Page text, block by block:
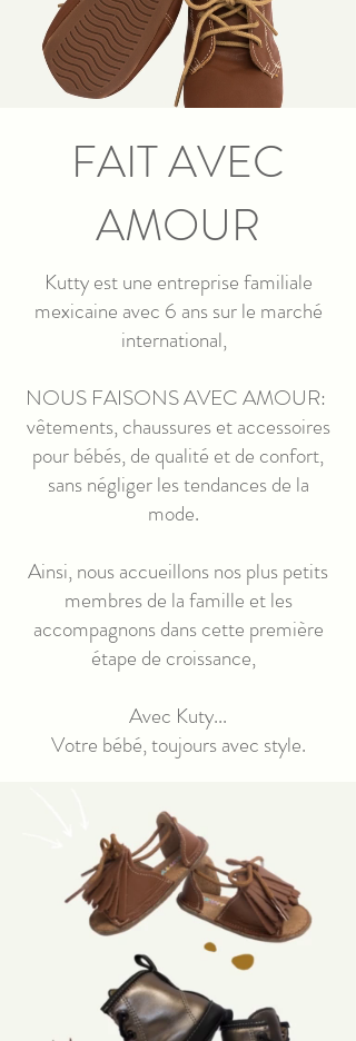
FAIT AVEC
AMOUR
Kutty est une entreprise familiale
mexicaine avec 6 ans sur le marché
international,
NOUS FAISONS AVEC AMOUR:
vêtements, chaussures et accessoires
pour bébés, de qualité et de confort,
sans négliger les tendances de la
mode.
Ainsi, nous accueillons nos plus petits
membres de la famille et les
accompagnons dans cette première
étape de croissance,
Avec Kuty...
Votre bébé, toujours avec style.